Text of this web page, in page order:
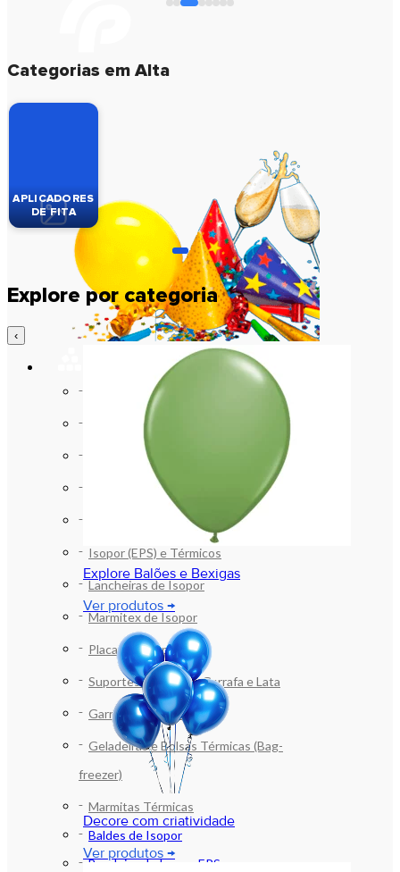
Baldes de Isopor
Bandejas de Isopor EPS
Caixas de Isopor EPS
Copos e Potes Térmicos em Isopor
Isopor (EPS) e Térmicos
Lancheiras de Isopor
Marmitex de Isopor
Placas de Isopor EPS
Suportes em Isopor Garrafa e Lata
Garrafas Térmicas
Geladeiras e Bolsas Térmicas (Bag-
freezer)
Marmitas Térmicas
Baldes de Isopor
Bandejas de Isopor EPS
Categorias em Alta
APLICADORES
DE FITA
Explore por categoria
‹
Explore Balões e Bexigas
Ver produtos →
Decore com criatividade
Ver produtos →